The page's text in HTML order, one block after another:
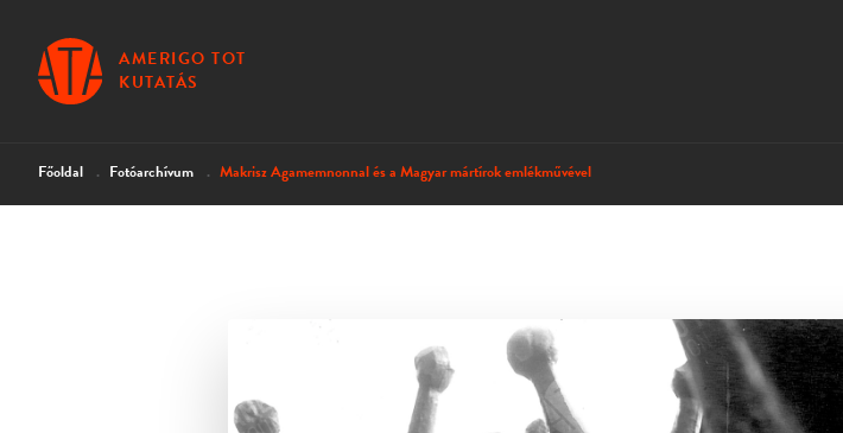
AMERIGO TOT
KUTATÁS
Főoldal Fotóarchívum Makrisz Agamemnonnal és a Magyar mártírok emlékművével